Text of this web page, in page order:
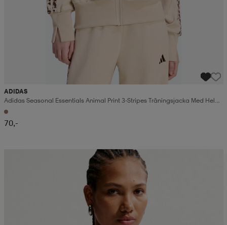
ADIDAS
Adidas Seasonal Essentials Animal Print 3-Stripes Träningsjacka Med Hel
Dragkedja Och Huva
70,-